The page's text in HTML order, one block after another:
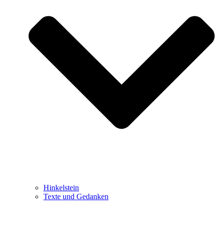
Hinkelstein
Texte und Gedanken